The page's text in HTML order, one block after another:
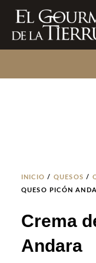
contenido
INICIO / QUESOS /
QUESO PICÓN
Crema
Andara